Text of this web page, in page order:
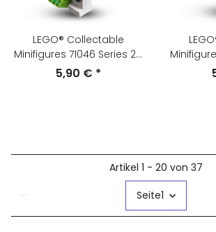
LEGO® Collectable
Minifigures 71046 Series 26
Minifigur Blacktron-Mutant
5,90 € *
Artikel 1 - 20 von 37
Seite1